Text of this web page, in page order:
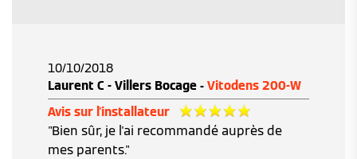
10/10/2018
Laurent C - Villers Bocage - Vitodens 200-W
Avis sur l'installateur
"Bien sûr, je l'ai recommandé auprès de
mes parents."